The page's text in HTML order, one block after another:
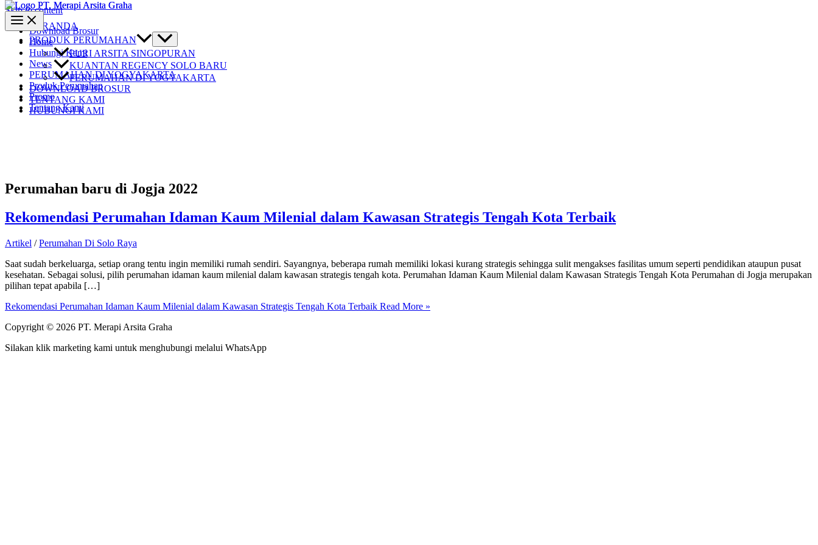
Skip to content
BERANDA
PRODUK PERUMAHAN
PURI ARSITA SINGOPURAN
KUANTAN REGENCY SOLO BARU
PERUMAHAN DI YOGYAKARTA
DOWNLOAD BROSUR
TENTANG KAMI
HUBUNGI KAMI
Download Brosur
Home
Hubungi Kami
News
PERUMAHAN DI YOGYAKARTA
Produk Perumahan
Promo
Tentang Kami
Perumahan baru di Jogja 2022
Rekomendasi Perumahan Idaman Kaum Milenial dalam Kawasan Strategis Tengah Kota Terbaik
Artikel /Perumahan Di Solo Raya
Saat sudah berkeluarga, setiap orang tentu ingin memiliki rumah sendiri. Sayangnya, beberapa rumah memiliki lokasi kurang strategis sehingga sulit mengakses fasilitas umum seperti pendidikan ataupun pusat
kesehatan. Sebagai solusi, pilih perumahan idaman kaum milenial dalam kawasan strategis tengah kota. Perumahan Idaman Kaum Milenial dalam Kawasan Strategis Tengah Kota Perumahan di Jogja merupakan
pilihan tepat apabila […]
Rekomendasi Perumahan Idaman Kaum Milenial dalam Kawasan Strategis Tengah Kota Terbaik Read More »
Copyright © 2026 PT. Merapi Arsita Graha
Silakan klik marketing kami untuk menghubungi melalui WhatsApp